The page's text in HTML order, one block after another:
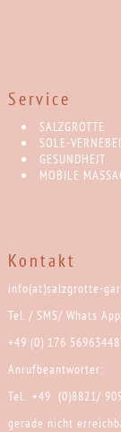
Service
SALZGROTTE
SOLE-
GESUNDHEIT
MOBILE
Kontakt
info(at)salzgrotte-
Tel. / SMS/ Whats App
+49 (0) 176 56963448
Anrufbeantworter:
Tel. +49 (0)8821/
gerade nicht